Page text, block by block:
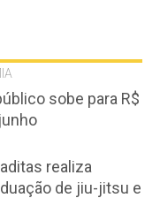
sobe para R$
realiza
de jiu-jitsu e